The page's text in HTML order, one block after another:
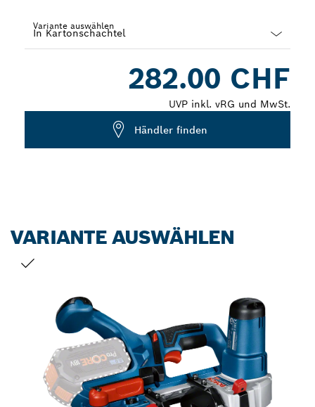
Variante auswählen
282.00 CHF
UVP inkl. vRG und MwSt.
Händler finden
VARIANTE AUSWÄHLEN